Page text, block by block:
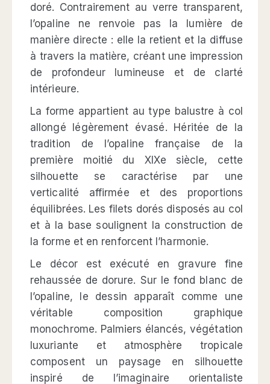
doré. Contrairement au verre transparent,
l’opaline ne renvoie pas la lumière de
manière directe : elle la retient et la diffuse
à travers la matière, créant une impression
de profondeur lumineuse et de clarté
intérieure.
La forme appartient au type balustre à col
allongé légèrement évasé. Héritée de la
tradition de l’opaline française de la
première moitié du XIXe siècle, cette
silhouette se caractérise par une
verticalité affirmée et des proportions
équilibrées. Les filets dorés disposés au col
et à la base soulignent la construction de
la forme et en renforcent l’harmonie.
Le décor est exécuté en gravure fine
rehaussée de dorure. Sur le fond blanc de
l’opaline, le dessin apparaît comme une
véritable composition graphique
monochrome. Palmiers élancés, végétation
luxuriante et atmosphère tropicale
composent un paysage en silhouette
inspiré de l’imaginaire orientaliste